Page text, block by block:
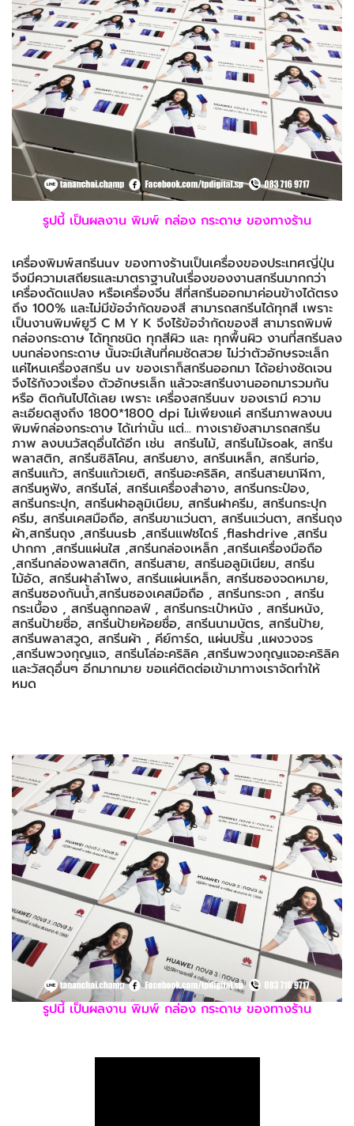
รูปนี้ เป็นผลงาน พิมพ์ กล่อง กระดาษ ของทางร้าน
เครื่องพิมพ์สกรีนuv ของทางร้านเป็นเครื่องของประเทศญี่ปุ่น
จึงมีความเสถียรและมาตราฐานในเรื่องของงานสกรีนมากกว่า
เครื่องดัดแปลง หรือเครื่องจีน สีที่สกรีนออกมาค่อนข้างได้ตรง
ถึง 100% และไม่มีข้อจำกัดของสี สามารถสกรีนได้ทุกสี เพราะ
เป็นงานพิมพ์ยูวี C M Y K จึงไร้ข้อจำกัดของสี สามารถพิมพ์
กล่องกระดาษ ได้ทุกชนิด ทุกสีผิว และ ทุกพื้นผิว งานที่สกรีนลง
บนกล่องกระดาษ นั้นจะมีเส้นที่คมชัดสวย ไม่ว่าตัวอักษรจะเล็ก
แค่ไหนเครื่องสกรีน uv ของเราก็สกรีนออกมา ได้อย่างชัดเจน
จึงไร้กังวงเรื่อง ตัวอักษรเล็ก แล้วจะสกรีนงานออกมารวมกัน
หรือ ติดกันไปได้เลย เพราะ เครื่องสกรีนuv ของเรามี ความ
ละเอียดสูงถึง 1800*1800 dpi ไม่เพียงแค่ สกรีนภาพลงบน
พิมพ์กล่องกระดาษ ได้เท่านั้น แต่... ทางเรายังสามารถสกรีน
ภาพ ลงบนวัสดุอื่นได้อีก เช่น สกรีนไม้, สกรีนไม้soak, สกรีน
พลาสติก, สกรีนซิลิโคน, สกรีนยาง, สกรีนเหล็ก, สกรีนท่อ,
สกรีนแก้ว, สกรีนแก้วเยติ, สกรีนอะคริลิค, สกรีนสายนาฬิกา,
สกรีนหูฟัง, สกรีนโล่, สกรีนเครื่องสำอาง, สกรีนกระป๋อง,
สกรีนกระปุก, สกรีนฝาอลูมิเนียม, สกรีนฝาครีม, สกรีนกระปุก
ครีม, สกรีนเคสมือถือ, สกรีนขาแว่นตา, สกรีนแว่นตา, สกรีนถุง
ผ้า,สกรีนถุง ,สกรีนusb ,สกรีนแฟชไดร์ ,flashdrive ,สกรีน
ปากกา ,สกรีนแผ่นใส ,สกรีนกล่องเหล็ก ,สกรีนเครื่องมือถือ
,สกรีนกล่องพลาสติก, สกรีนสาย, สกรีนอลูมิเนียม, สกรีน
ไม้อัด, สกรีนฝาลำโพง, สกรีนแผ่นเหล็ก, สกรีนซองจดหมาย,
สกรีนซองกันน้ำ,สกรีนซองเคสมือถือ , สกรีนกระจก , สกรีน
กระเบื้อง , สกรีนลูกกอลฟ์ , สกรีนกระเป๋าหนัง , สกรีนหนัง,
สกรีนป้ายชื่อ, สกรีนป้ายห้อยชื่อ, สกรีนนามบัตร, สกรีนป้าย,
สกรีนพลาสวูด, สกรีนผ้า , คีย์การ์ด, แผ่นปริ้น ,แผงวงจร
,สกรีนพวงกุญแจ, สกรีนโล่อะคริลิค ,สกรีนพวงกุญแจอะคริลิค
และวัสดุอื่นๆ อีกมากมาย ขอแค่ติดต่อเข้ามาทางเราจัดทำให้
หมด
รูปนี้ เป็นผลงาน พิมพ์ กล่อง กระดาษ ของทางร้าน